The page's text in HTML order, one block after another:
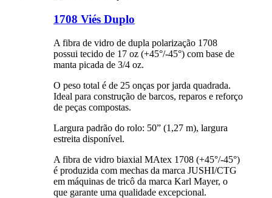
1708 Viés Duplo
A fibra de vidro de dupla polarização 1708
possui tecido de 17 oz (+45°/-45°) com base de
manta picada de 3/4 oz.
O peso total é de 25 onças por jarda quadrada.
Ideal para construção de barcos, reparos e reforço
de peças compostas.
Largura padrão do rolo: 50” (1,27 m), largura
estreita disponível.
A fibra de vidro biaxial MAtex 1708 (+45°/-45°)
é produzida com mechas da marca JUSHI/CTG
em máquinas de tricô da marca Karl Mayer, o
que garante uma qualidade excepcional.